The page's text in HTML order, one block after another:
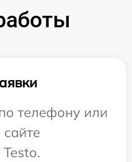
телефону или
сайте